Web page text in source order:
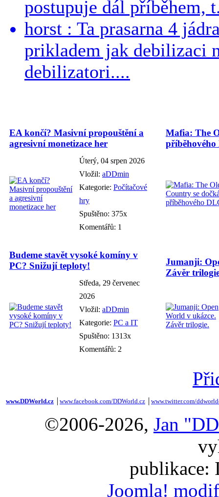
postupuje dál příběhem,
horst : Ta prasarna 4
prikladem jak debilizaci
debilizatori....
EA končí? Masivní propouštění a
agresivní monetizace her
Úterý, 04 srpen 2026
Vložil: aDDmin
Kategorie: Počítačové
hry
Spuštěno: 375x
Komentářů: 1
Mafia: The
Budeme stavět vysoké komíny v
PC? Snižují teploty!
Středa, 29 červenec
2026
Vložil: aDDmin
Kategorie: PC a IT
Spuštěno: 1313x
Komentářů: 2
Jumanji:
Závěr
www.DDWorld.cz www.facebook.com/DDWorld.cz www.twitter.com/
©2006-2026, Jan
publikace:
Joomla!